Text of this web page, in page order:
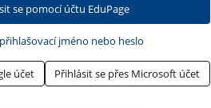
se pomocí účtu EduPage
jméno nebo heslo
účet Přihlásit se přes Microsoft účet